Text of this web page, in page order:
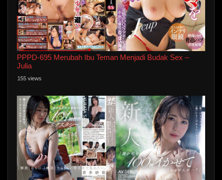
PPPD-695 Merubah Ibu Teman Menjadi Budak Sex –
Julia
155 views